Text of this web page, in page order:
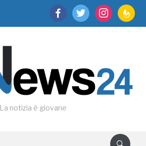
facebooktwitter instagram
La notizia è giovane